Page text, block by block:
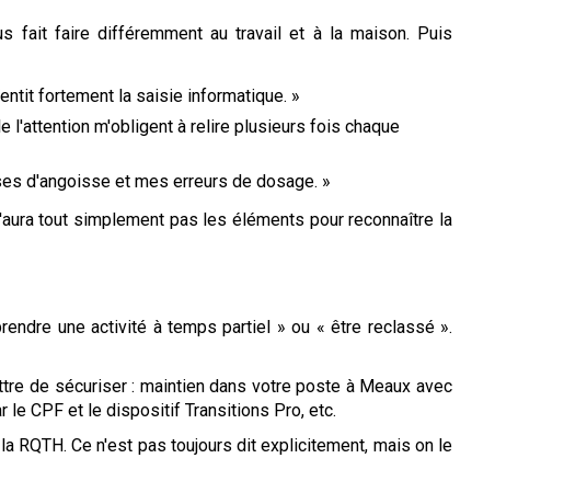
fait faire différemment au travail et à la maison. Puis
fortement la saisie informatique. »
l'attention m'obligent à relire plusieurs fois chaque
d'angoisse et mes erreurs de dosage. »
tout simplement pas les éléments pour reconnaître la
une activité à temps partiel » ou « être reclassé ».
de sécuriser : maintien dans votre poste à Meaux avec
le CPF et le dispositif Transitions Pro, etc.
RQTH. Ce n'est pas toujours dit explicitement, mais on le